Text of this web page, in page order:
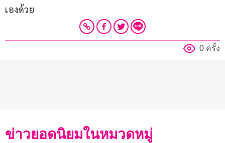
เองด้วย
0 ครั้ง
ข่าวยอดนิยมในหมวดหมู่